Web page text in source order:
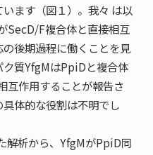
ナール
ます（図１）。我々 は以
SecD/F複合体と直接相互
後期過程に働くことを見
ク質YfgMはPpiDと複合体
互作用することが報告さ
体的な役割は不明でし
解析から、YfgMがPpiD同